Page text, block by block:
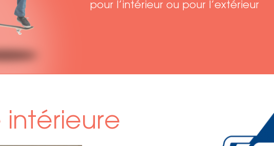
pour l’intérieur ou pour l’extérieur
intérieure